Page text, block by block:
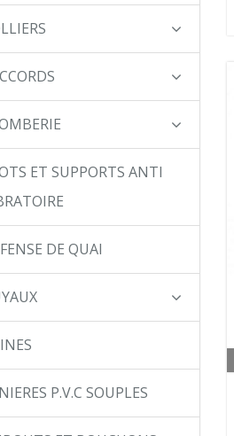
ET SUPPORTS ANTI
DE QUAI
P.V.C SOUPLES